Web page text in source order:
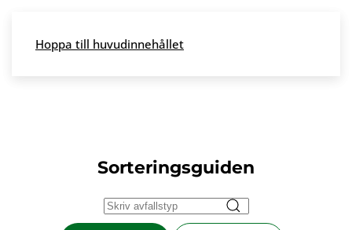
Skip to main content
Hoppa till huvudinnehållet
Sorteringsguiden